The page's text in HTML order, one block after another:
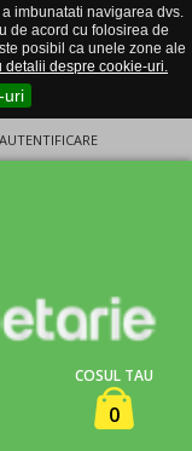
imbunatati navigarea dvs.
de acord cu folosirea de
posibil ca unele zone ale
detalii despre cookie-uri.
uri
AUTENTIFICARE
COSUL TAU
0